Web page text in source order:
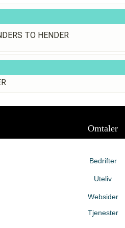
TO HENDER
Omtaler
Bedrifter
Uteliv
Websider
Tjenester